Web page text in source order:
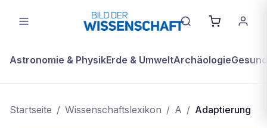
Astronomie & PhysikErde & UmweltArchäologie
Startseite / Wissenschaftslexikon / A / Adaptierung